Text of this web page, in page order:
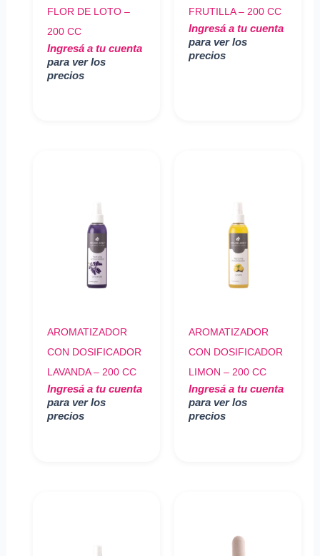
FLOR DE LOTO –
200 CC
Ingresá a tu cuenta
para ver los
precios
FRUTILLA – 200 CC
Ingresá a tu cuenta
para ver los
precios
AROMATIZADOR
CON DOSIFICADOR
LAVANDA – 200 CC
Ingresá a tu cuenta
para ver los
precios
AROMATIZADOR
CON DOSIFICADOR
LIMON – 200 CC
Ingresá a tu cuenta
para ver los
precios